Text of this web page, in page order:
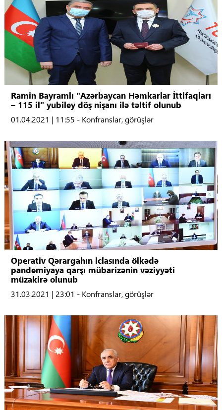
Ramin Bayramlı "Azərbaycan Həmkarlar İttifaqları
– 115 il" yubiley döş nişanı ilə təltif olunub
01.04.2021 | 11:55 - Konfranslar, görüşlər
Operativ Qərargahın iclasında ölkədə
pandemiyaya qarşı mübarizənin vəziyyəti
müzakirə olunub
31.03.2021 | 23:01 - Konfranslar, görüşlər